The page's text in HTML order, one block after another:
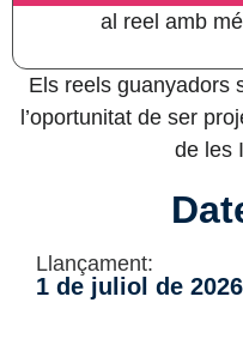
al reel amb
Els reels guanyadors
l’oportunitat de ser
de les
Llançament:
1 de juliol de 2026